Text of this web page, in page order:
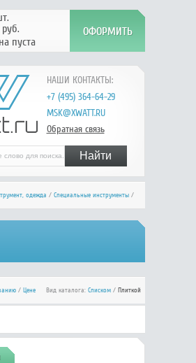
НАШИ КОНТАКТЫ:
+7 (495) 364-64-29
MSK@XWATT.RU
Обратная связь
пуста
одежда / Специальные инструменты/
/ Цене Вид каталога: Списком/ Плиткой